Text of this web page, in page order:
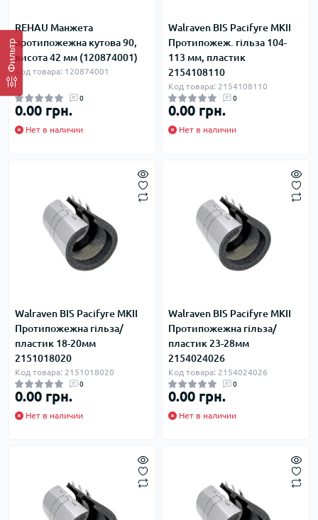
Фильтр
REHAU Манжета
протипожежна кутова 90,
висота 42 мм (120874001)
Код товара: 120874001
0
0.00 грн.
Нет в наличии
Walraven BIS Pacifyre MKII
Протипожеж. гільза 104-
113 мм, пластик
2154108110
Код товара: 2154108110
0
0.00 грн.
Нет в наличии
Walraven BIS Pacifyre MKII
Протипожежна гільза/
пластик 18-20мм
2151018020
Код товара: 2151018020
0
0.00 грн.
Нет в наличии
Walraven BIS Pacifyre MKII
Протипожежна гільза/
пластик 23-28мм
2154024026
Код товара: 2154024026
0
0.00 грн.
Нет в наличии